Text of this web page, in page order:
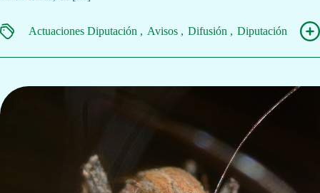
Actuaciones Diputación Avisos Difusión Diputación